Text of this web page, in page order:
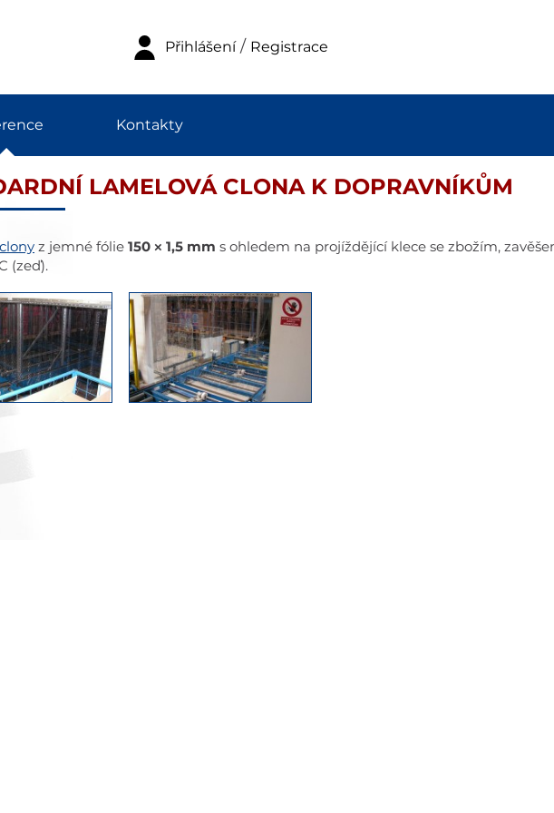
Přihlášení/ Registrace
Kontakty
LAMELOVÁ CLONA K DOPRAVNÍKŮM
z jemné fólie 150 × 1,5 mm s ohledem na projíždějící klece se zbožím,
(zeď).